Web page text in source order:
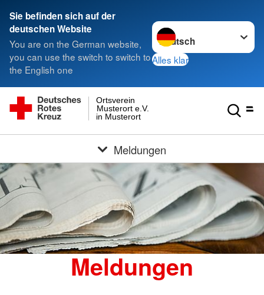
Sie befinden sich auf der
deutschen Website
You are on the German website,
you can use the switch to switch to
the English one
Sprache wechseln zu
Alles klar
in Musterort
Musterort e.V.
Ortsverein
Meldungen
Meldungen